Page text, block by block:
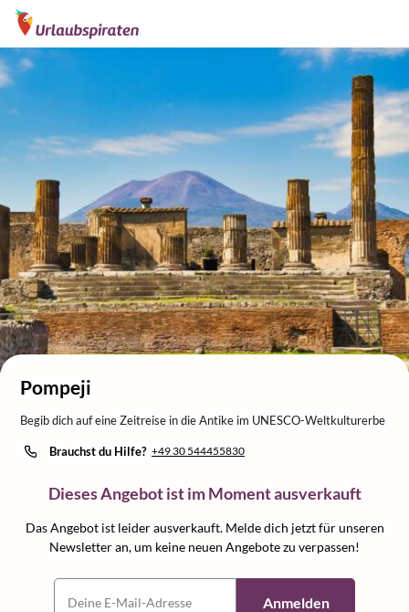
Pompeji
Begib dich auf eine Zeitreise in die Antike im UNESCO-Weltkulturerbe
Brauchst du Hilfe? +49 30 544455830
Dieses Angebot ist im Moment ausverkauft
Das Angebot ist leider ausverkauft. Melde dich jetzt für unseren
Newsletter an, um keine neuen Angebote zu verpassen!
Anmelden